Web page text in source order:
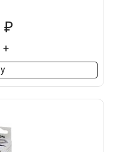
₽
+